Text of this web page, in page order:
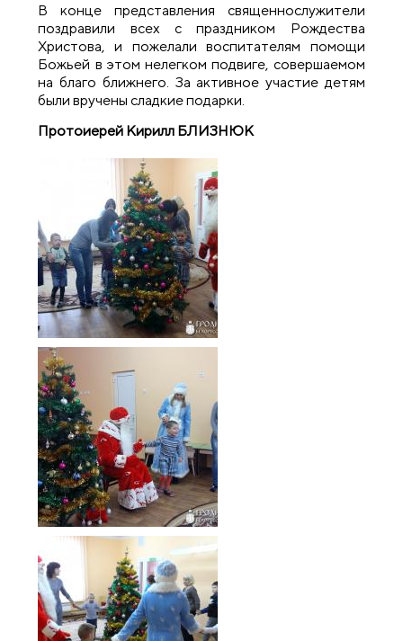
В конце представления священнослужители
поздравили всех с праздником Рождества
Христова, и пожелали воспитателям помощи
Божьей в этом нелегком подвиге, совершаемом
на благо ближнего. За активное участие детям
были вручены сладкие подарки.
Протоиерей Кирилл БЛИЗНЮК